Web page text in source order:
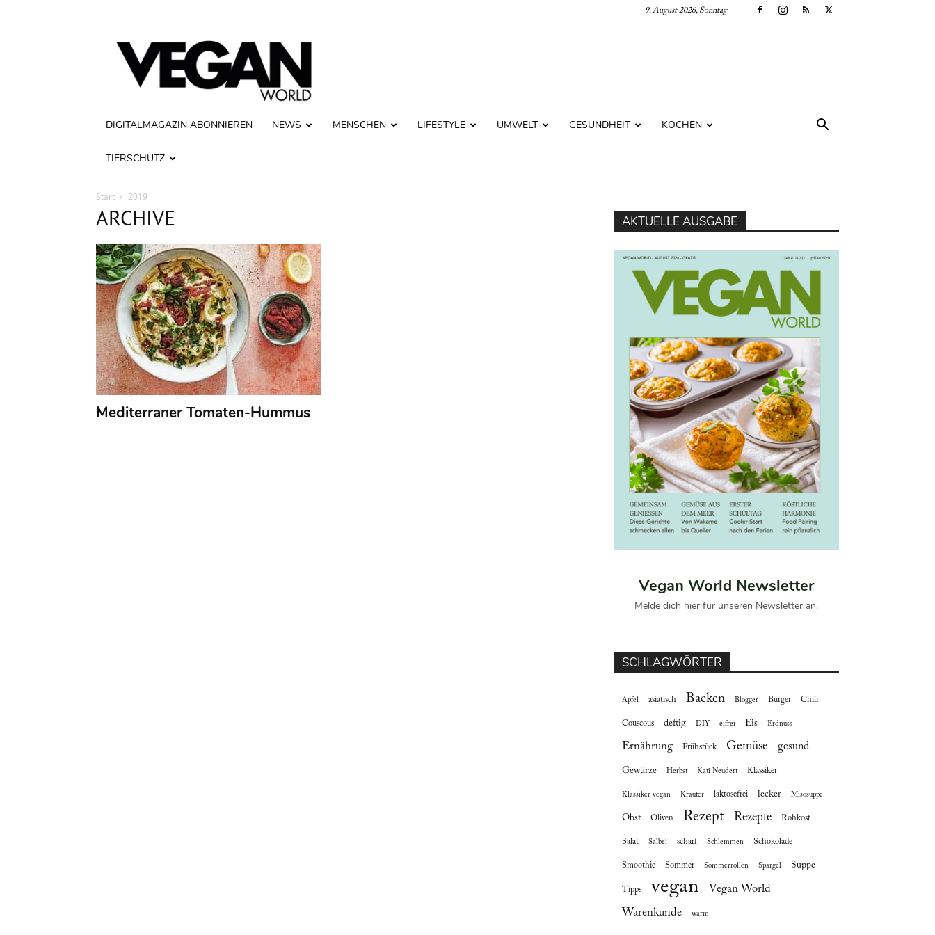
9. August 2026, Sonntag
Vegan
World
DIGITALMAGAZIN ABONNIEREN NEWS MENSCHEN LIFESTYLE UMWELT GESUNDHEIT KOCHEN
TIERSCHUTZ
Start 2019
ARCHIVE
Mediterraner Tomaten-Hummus
AKTUELLE AUSGABE
Vegan World Newsletter
Melde dich hier für unseren Newsletter an.
SCHLAGWÖRTER
Apfel asiatisch Backen Blogger Burger Chili
Couscous deftig DIY eifrei Eis Erdnuss
Ernährung Frühstück Gemüse gesund
Gewürze Herbst Kati Neudert Klassiker
Klassiker vegan Kräuter laktosefrei lecker Misosuppe
Obst Oliven Rezept Rezepte Rohkost
Salat Salbei scharf Schlemmen Schokolade
Smoothie Sommer Sommerrollen Spargel Suppe
Tipps vegan Vegan World
Warenkunde warm